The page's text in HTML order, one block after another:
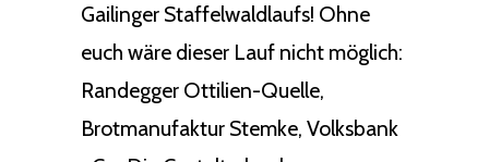
Gailinger Staffelwaldlaufs! Ohne
euch wäre dieser Lauf nicht möglich:
Randegger Ottilien-Quelle,
Brotmanufaktur Stemke, Volksbank